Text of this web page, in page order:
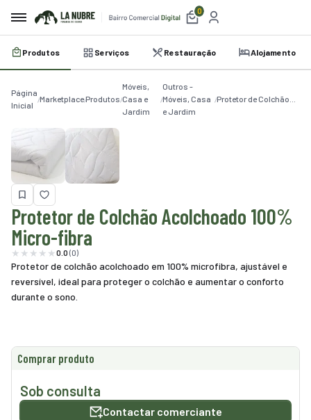
0
Produtos Serviços Restauração Alojamento
Página
Inicial
MarketplaceProdutos
Móveis,
Casa e
Jardim
Outros -
Móveis, Casa
e Jardim
Protetor de Colchão
Protetor de Colchão Acolchoado 100%
Micro-fibra
0.0 (0)
Protetor de colchão acolchoado em 100% microfibra, ajustável e
reversível, ideal para proteger o colchão e aumentar o conforto
durante o sono.
Comprar produto
Sob consulta
Contactar comerciante